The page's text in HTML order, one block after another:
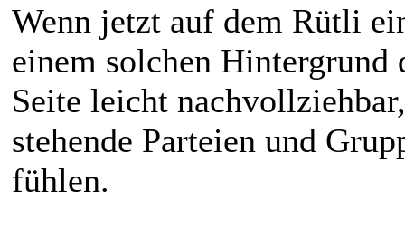
Wenn jetzt auf dem Rütli
einem solchen
Seite leicht
stehende Parteien und
fühlen.